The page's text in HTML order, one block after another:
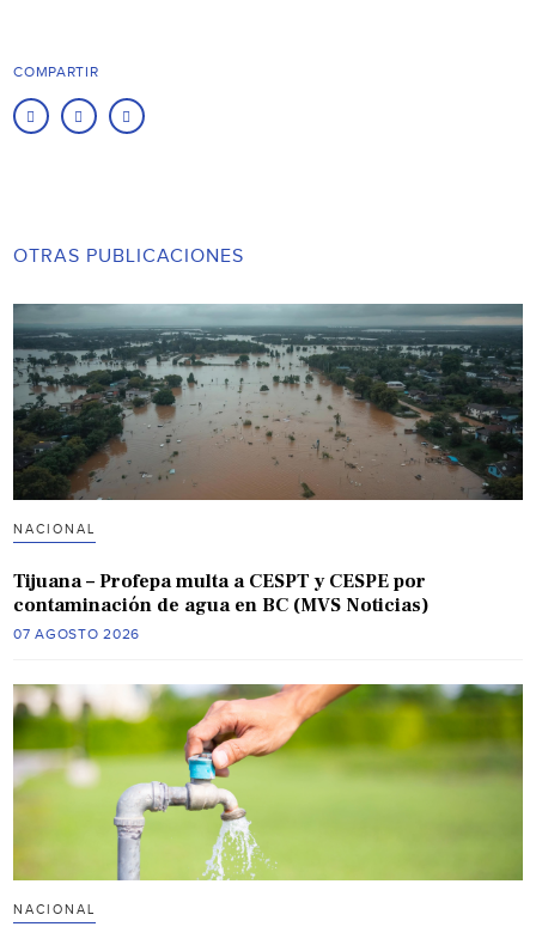
COMPARTIR
OTRAS PUBLICACIONES
NACIONAL
Tijuana – Profepa multa a CESPT y CESPE por
contaminación de agua en BC (MVS Noticias)
07 AGOSTO 2026
NACIONAL